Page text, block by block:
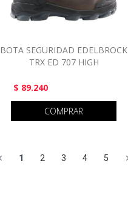
BOTA SEGURIDAD EDELBROCK
TRX ED 707 HIGH
$ 89.240
COMPRAR
1 2 3 4 5